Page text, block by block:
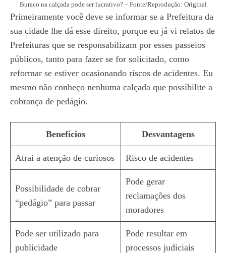
Buraco na calçada pode ser lucrativo? – Fonte/Reprodução: Original
Primeiramente você deve se informar se a Prefeitura da
sua cidade lhe dá esse direito, porque eu já vi relatos de
Prefeituras que se responsabilizam por esses passeios
públicos, tanto para fazer se for solicitado, como
reformar se estiver ocasionando riscos de acidentes. Eu
mesmo não conheço nenhuma calçada que possibilite a
cobrança de pedágio.
Benefícios Desvantagens
Atrai a atenção de curiosos Risco de acidentes
Possibilidade de cobrar
“pedágio” para passar
Pode gerar
reclamações dos
moradores
Pode ser utilizado para
publicidade
Pode resultar em
processos judiciais